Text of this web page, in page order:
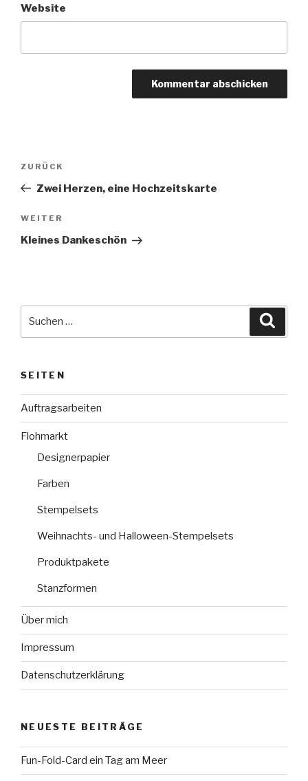
Website
Beitragsnavigation
Vorheriger
Beitrag
ZURÜCK
Zwei Herzen, eine Hochzeitskarte
Nächster
Beitrag
WEITER
Kleines Dankeschön
SEITEN
Auftragsarbeiten
Flohmarkt
Designerpapier
Farben
Stempelsets
Weihnachts- und Halloween-Stempelsets
Produktpakete
Stanzformen
Über mich
Impressum
Datenschutzerklärung
NEUESTE BEITRÄGE
Fun-Fold-Card ein Tag am Meer